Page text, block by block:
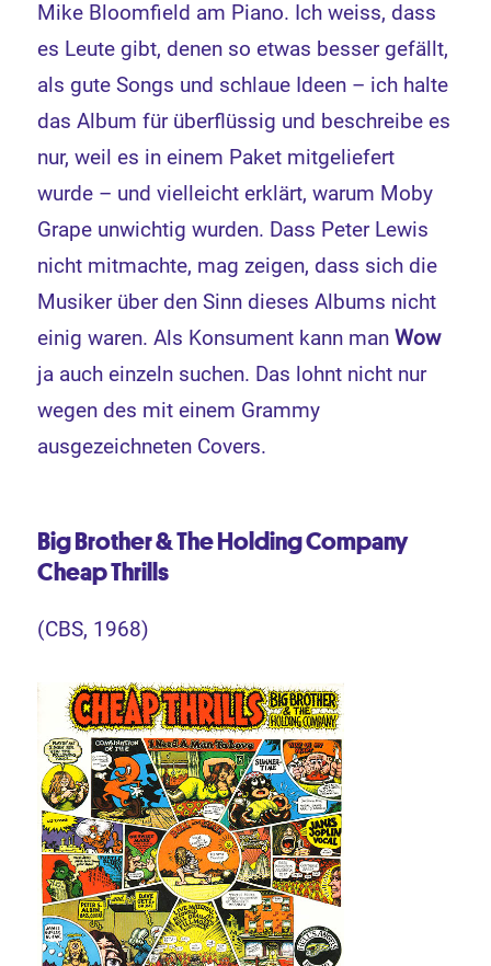
Mike Bloomfield am Piano. Ich weiss, dass
es Leute gibt, denen so etwas besser gefällt,
als gute Songs und schlaue Ideen – ich halte
das Album für überflüssig und beschreibe es
nur, weil es in einem Paket mitgeliefert
wurde – und vielleicht erklärt, warum Moby
Grape unwichtig wurden. Dass Peter Lewis
nicht mitmachte, mag zeigen, dass sich die
Musiker über den Sinn dieses Albums nicht
einig waren. Als Konsument kann manWow
ja auch einzeln suchen. Das lohnt nicht nur
wegen des mit einem Grammy
ausgezeichneten Covers.
Big Brother & The Holding Company
Cheap Thrills
(CBS, 1968)